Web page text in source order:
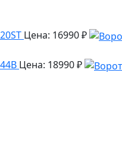
Цена: 16990 ₽
Цена: 18990 ₽